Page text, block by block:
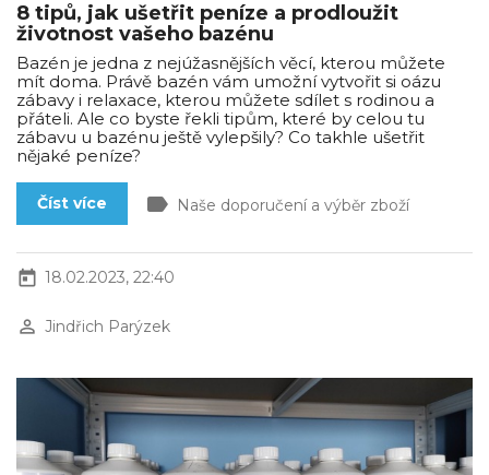
8 tipů, jak ušetřit peníze a prodloužit
životnost vašeho bazénu
Bazén je jedna z nejúžasnějších věcí, kterou můžete
mít doma. Právě bazén vám umožní vytvořit si oázu
zábavy i relaxace, kterou můžete sdílet s rodinou a
přáteli. Ale co byste řekli tipům, které by celou tu
zábavu u bazénu ještě vylepšily? Co takhle ušetřit
nějaké peníze?
Číst více label Naše doporučení a výběr zboží
today 18.02.2023, 22:40
perm_identity Jindřich Parýzek